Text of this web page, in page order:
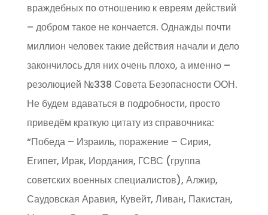
враждебных по отношению к евреям действий
– добром такое не кончается. Однажды почти
миллион человек такие действия начали и дело
закончилось для них очень плохо, а именно –
резолюцией №338 Совета Безопасности ООН.
Не будем вдаваться в подробности, просто
приведём краткую цитату из справочника:
“Победа – Израиль, поражение – Сирия,
Египет, Ирак, Иордания, ГСВС (группа
советских военных специалистов), Алжир,
Саудовская Аравия, Кувейт, Ливан, Пакистан,